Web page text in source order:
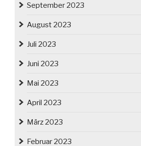
September 2023
August 2023
Juli 2023
Juni 2023
Mai 2023
April 2023
März 2023
Februar 2023